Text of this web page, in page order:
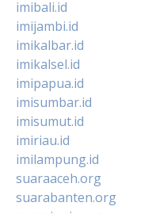
imibali.id
imijambi.id
imikalbar.id
imikalsel.id
imipapua.id
imisumbar.id
imisumut.id
imiriau.id
imilampung.id
suaraaceh.org
suarabanten.org